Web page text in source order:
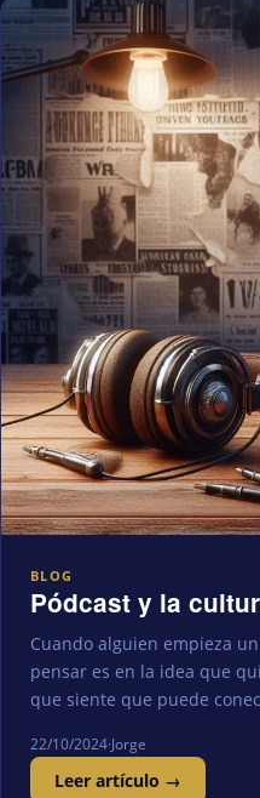
BLOG
Pódcast y la
Cuando alguien empieza
pensar es en la idea que
que siente que puede
22/10/2024·Jorge
Leer artículo →